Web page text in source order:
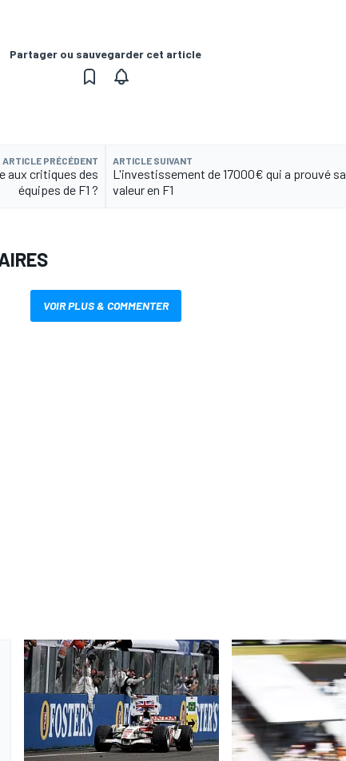
Partager ou sauvegarder cet article
ARTICLE PRÉCÉDENT
aux critiques des
équipes de F1 ?
ARTICLE SUIVANT
L'investissement de 17000€ qui a prouvé sa
valeur en F1
VOIR PLUS & COMMENTER